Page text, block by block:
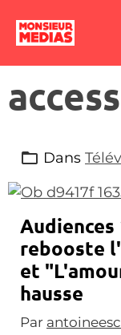
Dans
rebooste
et
hausse
Par